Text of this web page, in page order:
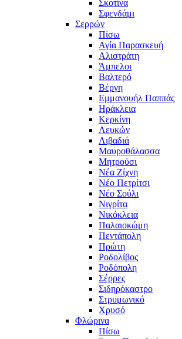
Σκοτίνα
Σφενδάμι
Σερρών
Πίσω
Αγία Παρασκευή
Αλιστράτη
Άμπελοι
Βαλτερό
Βέργη
Εμμανουήλ Παππάς
Ηράκλεια
Κερκίνη
Λευκών
Λιβαδιά
Μαυροθάλασσα
Μητρούσι
Νέα Ζίχνη
Νέο Πετρίτσι
Νέο Σούλι
Νιγρίτα
Νικόκλεια
Παλαιοκώμη
Πεντάπολη
Πρώτη
Ροδολίβος
Ροδόπολη
Σέρρες
Σιδηρόκαστρο
Στρυμωνικό
Χρυσό
Φλώρινα
Πίσω